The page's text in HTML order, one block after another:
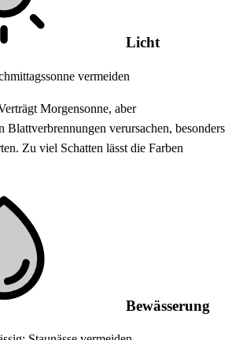
Licht
vermeiden
Morgensonne, aber
Blattverbrennungen verursachen, besonders
Zu viel Schatten lässt die Farben
Bewässerung